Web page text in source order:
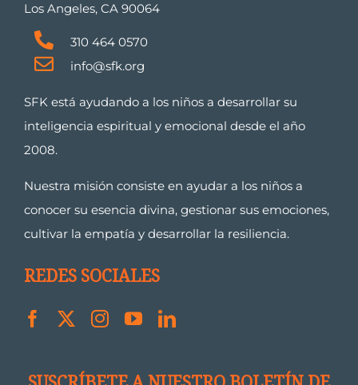
Los Angeles, CA 90064
310 464 0570
info@sfk.org
SFK está ayudando a los niños a desarrollar su
inteligencia espiritual y emocional desde el año
2008.
Nuestra misión consiste en ayudar a los niños a
conocer su esencia divina, gestionar sus emociones,
cultivar la empatía y desarrollar la resiliencia.
REDES SOCIALES